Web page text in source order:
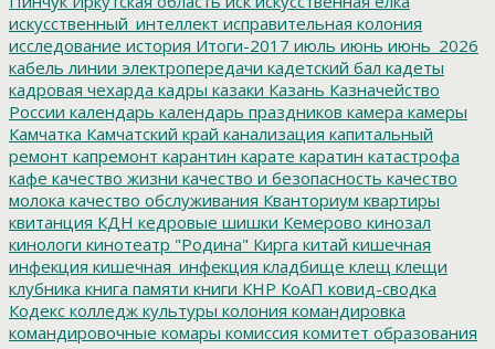
искусственный_интеллект исправительная колония
исследование история Итоги-2017 июль июнь июнь_2026
кабель линии электропередачи кадетский бал кадеты
кадровая чехарда кадры казаки Казань Казначейство
России календарь календарь праздников камера камеры
Камчатка Камчатский край канализация капитальный
ремонт капремонт карантин карате каратин катастрофа
кафе качество жизни качество и безопасность качество
молока качество обслуживания Кванториум квартиры
квитанция КДН кедровые шишки Кемерово кинозал
кинологи кинотеатр "Родина" Кирга китай кишечная
инфекция кишечная_инфекция кладбище клещ клещи
клубника книга памяти книги КНР КоАП ковид-сводка
Кодекс колледж культуры колония командировка
командировочные комары комиссия комитет образования